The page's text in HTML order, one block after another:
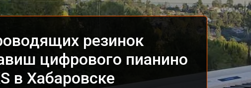
резинок
цифрового пианино
в Хабаровске